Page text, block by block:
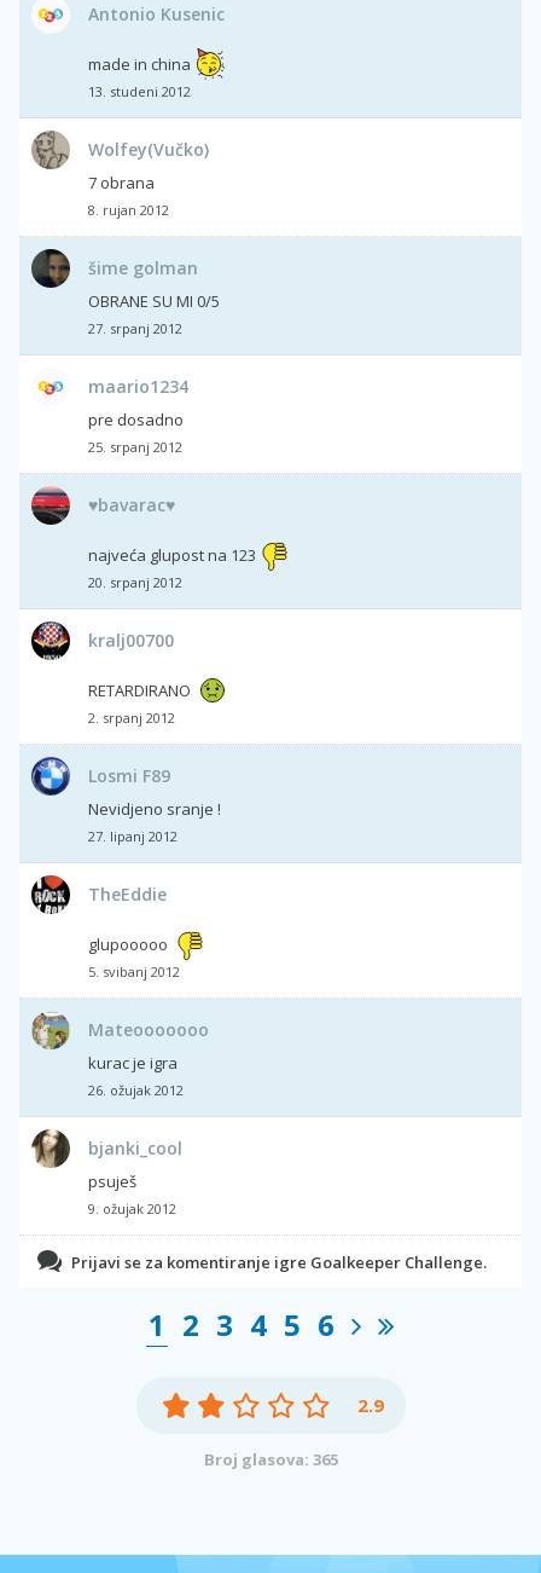
Antonio Kusenic
made in china
13. studeni 2012
Wolfey(Vučko)
7 obrana
8. rujan 2012
šime golman
OBRANE SU MI 0/5
27. srpanj 2012
maario1234
pre dosadno
25. srpanj 2012
♥bavarac♥
najveća glupost na 123
20. srpanj 2012
kralj00700
RETARDIRANO
2. srpanj 2012
Losmi F89
Nevidjeno sranje !
27. lipanj 2012
TheEddie
glupooooo
5. svibanj 2012
Mateooooooo
kurac je igra
26. ožujak 2012
bjanki_cool
psuješ
9. ožujak 2012
Prijavi se za komentiranje igre Goalkeeper Challenge.
1 2 3 4 5 6
2.9
Broj glasova: 365